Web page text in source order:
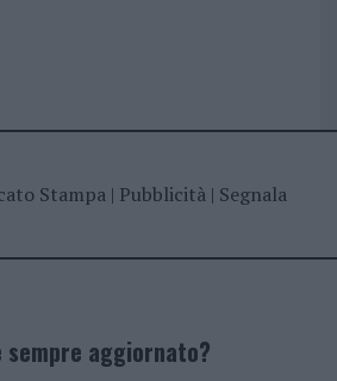
Stampa| Pubblicità| Segnala
sempre aggiornato?